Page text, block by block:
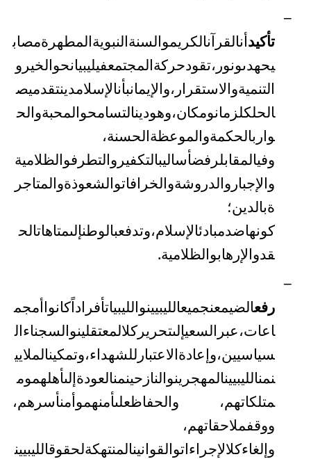
–
تأكيدأنالقرآنالكريموالسنةالنبويةالمطهرةمصاب
يحهدىونور،تقودحركةالمجتمعفيليبيانحوالخير و
التنميةوالاستقرار،والإيمانبأنالإسلامدينتقدميص
الحلكلزمانومكان،وهودينالتسامحوالمحبةوالح
وار بالحكمةوالموعظةالحسنة،
وفيالمقابلرفضأساليبالتكفير والتطرفوالظلامية
والإجبار والدروشةوالخرافاتوالشعوذةوالمتاجر
ةبالدين؛
كونهاضدمبادئالإسلام،وتدفعبالوطنإلىمتاهاتالح
قدوالإرهابوالظلامية.
–
رفعالضيمعنجميعالليبيينوالليبياتأفراداًكانواأمجم
اعات،عبر السعيإلىتحريركلالمعتقلينوالسجناءال
سياسيين،وإعادةالاعتبار للشهداء،وتمكينالملايي
نمنالليبيينالمهجرينوالنازحينمنالعودةإلىأهلهموم
متلكاتهم، والحفاظعلىأمنهموأمنأسرهم،
ووقفملاحقاتهم،
وإلغاءكلالإجراءاتوالقوانينالمنتهكةلحقوقالليبيين